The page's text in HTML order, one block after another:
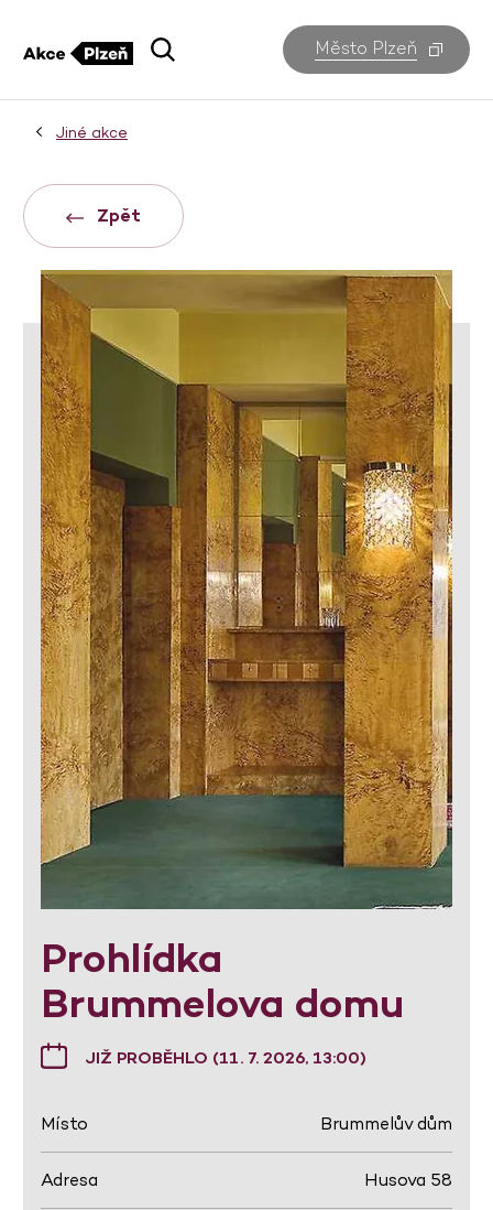
Město Plzeň
Jiné akce
Zpět
Prohlídka
Brummelova domu
JIŽ PROBĚHLO (11. 7. 2026, 13:00)
Místo Brummelův dům
Adresa Husova 58